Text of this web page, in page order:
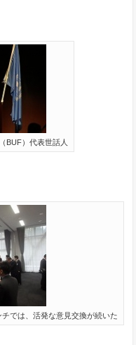
BUF）代表世話人
では、活発な意見交換が続いた